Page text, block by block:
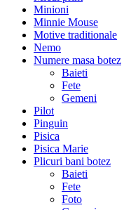
Minioni
Minnie Mouse
Motive traditionale
Nemo
Numere masa botez
Baieti
Fete
Gemeni
Pilot
Pinguin
Pisica
Pisica Marie
Plicuri bani botez
Baieti
Fete
Foto